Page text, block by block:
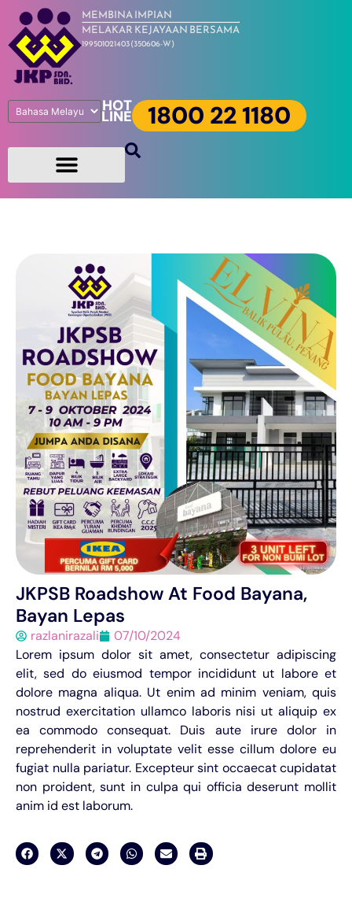
MEMBINA IMPIAN
MELAKAR KEJAYAAN BERSAMA
199501021403 (350606-W)
HOT
LINE 1800 22 1180
JKPSB Roadshow At Food Bayana,
Bayan Lepas
razlanirazali
07/10/2024
Lorem ipsum dolor sit amet, consectetur adipiscing
elit, sed do eiusmod tempor incididunt ut labore et
dolore magna aliqua. Ut enim ad minim veniam, quis
nostrud exercitation ullamco laboris nisi ut aliquip ex
ea commodo consequat. Duis aute irure dolor in
reprehenderit in voluptate velit esse cillum dolore eu
fugiat nulla pariatur. Excepteur sint occaecat cupidatat
non proident, sunt in culpa qui officia deserunt mollit
anim id est laborum.